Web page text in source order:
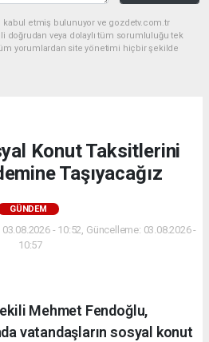
kabul etmiş bulunuyor ve gozdetv.com.tr
doğrudan veya dolaylı tüm sorumluluğu tek
yorumlardan site yönetimi hiçbir şekilde
Konut Taksitlerini
Taşıyacağız
GÜNDEM
- 10:52, Güncelleme: 03.08.2026 -
10:57
Mehmet Fendoğlu,
vatandaşların sosyal konut